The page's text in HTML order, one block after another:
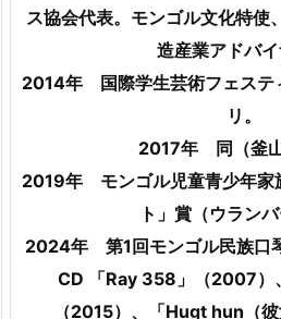
ス協会代表。モンゴル文化特使
造産業アドバイ
2014年 国際学生芸術フェステ
リ。
2017年 同（釜山
2019年 モンゴル児童青少年家
ト」賞（ウランバ
2024年 第1回モンゴル民族口
CD 「Ray 358」（2007）
（2015）、「Hugt hun（彼